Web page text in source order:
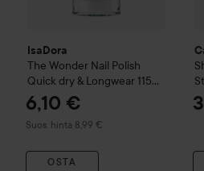
IsaDora
The Wonder Nail Polish
Quick dry & Longwear 115
Candy Mint
6,10 €
Suos. hinta 8,99 €
Suositeltu hinta 8,99 €
OSTA